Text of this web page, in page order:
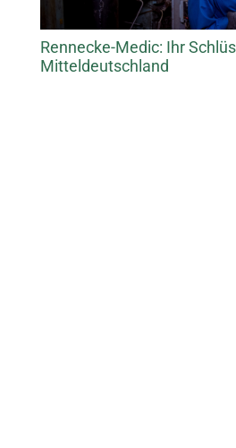
Rennecke-Medic: Ihr
Mitteldeutschland